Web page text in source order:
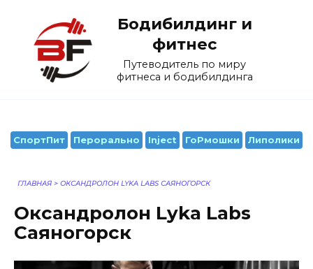
содержанию
Бодибилдинг и
фитнес
Путеводитель по миру
фитнеса и бодибилдинга
СпортПит Перорально Inject ГоРмошки Липолики
ГЛАВНАЯ > ОКСАНДРОЛОН LYKA LABS САЯНОГОРСК
Оксандролон Lyka Labs
Саяногорск